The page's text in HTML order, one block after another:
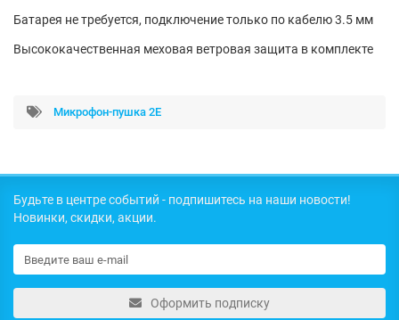
Батарея не требуется, подключение только по кабелю 3.5 мм
Высококачественная меховая ветровая защита в комплекте
Микрофон-пушка 2Е
Будьте в центре событий - подпишитесь на наши новости!
Новинки, скидки, акции.
Оформить подписку